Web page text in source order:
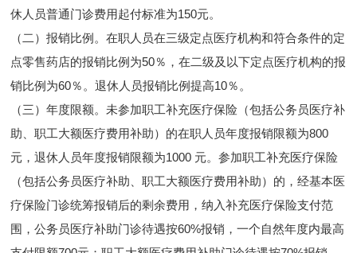
休人员普通门诊费用起付标准为150元。
（二）报销比例。在职人员在三级定点医疗机构和符合条件的定
点零售药店的报销比例为50％，在二级及以下定点医疗机构的报
销比例为60％。退休人员报销比例提高10％。
（三）年度限额。未参加职工补充医疗保险（包括公务员医疗补
助、职工大额医疗费用补助）的在职人员年度报销限额为800
元，退休人员年度报销限额为1000 元。参加职工补充医疗保险
（包括公务员医疗补助、职工大额医疗费用补助）的，经基本医
疗保险门诊统筹报销后的剩余费用，纳入补充医疗保险支付范
围，公务员医疗补助门诊待遇按60%报销，一个自然年度内最高